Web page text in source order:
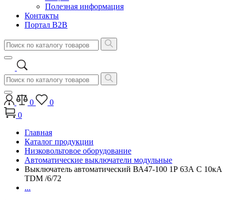
Полезная информация
Контакты
Портал B2B
0
0
0
Главная
Каталог продукции
Низковольтовое оборудование
Автоматические выключатели модульные
Выключатель автоматический ВА47-100 1Р 63А C 10кА
TDM /6/72
...